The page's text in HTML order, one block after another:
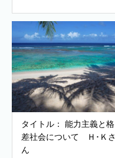
タイトル： 能力主義と格
差社会について Ｈ･Ｋさ
ん